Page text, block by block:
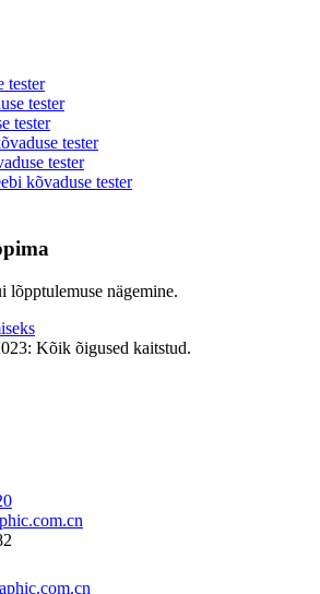
tester
tester
tester
tester
tester
kõvaduse tester
lõpptulemuse nägemine.
Kõik õigused kaitstud.